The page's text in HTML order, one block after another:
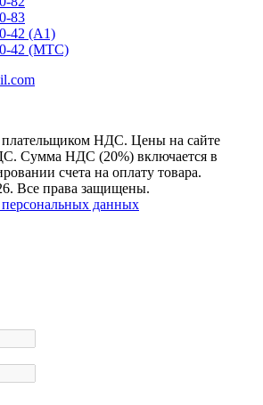
83
42 (А1)
42 (МТС)
плательщиком НДС. Цены на сайте
Сумма НДС (20%) включается в
счета на оплату товара.
Все права защищены.
данных